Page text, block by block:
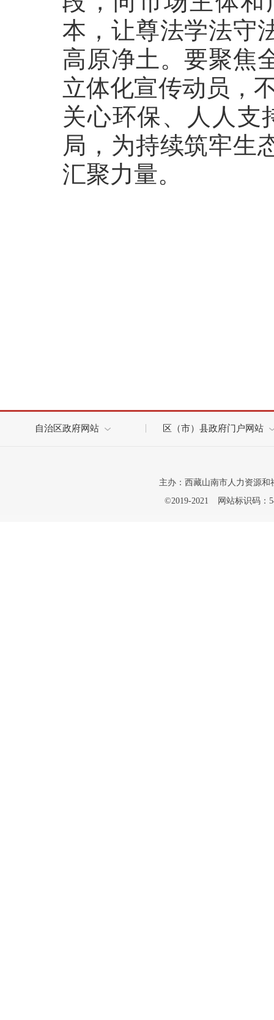
本，让尊法学法守
高原净土。要聚焦
立体化宣传动员，
关心环保、人人支
局，为持续筑牢生
汇聚力量。
自治区政府网站 区（市）县政府门户网站
主办：西藏山南市人力资源和
©2019-2021
网站标识码：